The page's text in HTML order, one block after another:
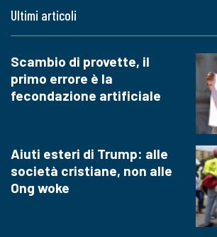
Ultimi articoli
Scambio di provette, il
primo errore è la
fecondazione artificiale
Aiuti esteri di Trump: alle
società cristiane, non alle
Ong woke